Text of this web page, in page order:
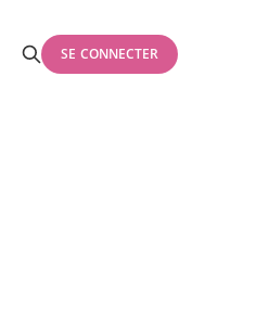
SE CONNECTER